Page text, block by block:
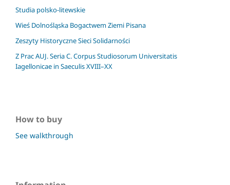
Studia polsko-litewskie
Wieś Dolnośląska Bogactwem Ziemi Pisana
Zeszyty Historyczne Sieci Solidarności
Z Prac AUJ. Seria C. Corpus Studiosorum Universitatis
Iagellonicae in Saeculis XVIII–XX
How to buy
See walkthrough